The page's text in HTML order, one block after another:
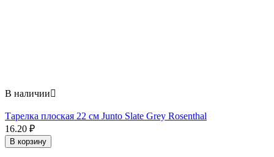
В наличии
Тарелка плоская 22 см Junto Slate Grey Rosenthal
16.20 ₽
В корзину